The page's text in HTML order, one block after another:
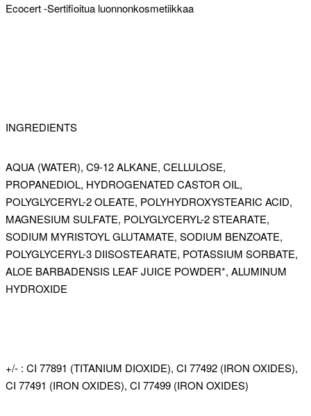
Ecocert -Sertifioitua luonnonkosmetiikkaa
INGREDIENTS
AQUA (WATER), C9-12 ALKANE, CELLULOSE,
PROPANEDIOL, HYDROGENATED CASTOR OIL,
POLYGLYCERYL-2 OLEATE, POLYHYDROXYSTEARIC ACID,
MAGNESIUM SULFATE, POLYGLYCERYL-2 STEARATE,
SODIUM MYRISTOYL GLUTAMATE, SODIUM BENZOATE,
POLYGLYCERYL-3 DIISOSTEARATE, POTASSIUM SORBATE,
ALOE BARBADENSIS LEAF JUICE POWDER*, ALUMINUM
HYDROXIDE
+/- : CI 77891 (TITANIUM DIOXIDE), CI 77492 (IRON OXIDES),
CI 77491 (IRON OXIDES), CI 77499 (IRON OXIDES)